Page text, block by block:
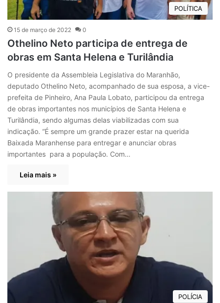
POLÍTICA
15 de março de 2022 0
Othelino Neto participa de entrega de
obras em Santa Helena e Turilândia
O presidente da Assembleia Legislativa do Maranhão,
deputado Othelino Neto, acompanhado de sua esposa, a vice-
prefeita de Pinheiro, Ana Paula Lobato, participou da entrega
de obras importantes nos municípios de Santa Helena e
Turilândia, sendo algumas delas viabilizadas com sua
indicação. “É sempre um grande prazer estar na querida
Baixada Maranhense para entregar e anunciar obras
importantes para a população. Com…
Leia mais »
POLÍCIA